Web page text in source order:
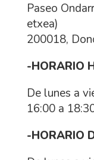
Paseo
etxea)
200018,
-HORARIO
De lunes a
16:00 a
-HORARIO